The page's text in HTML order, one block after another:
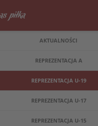
AKTUALNOŚCI
REPREZENTACJA A
REPREZENTACJA U-19
REPREZENTACJA U-17
REPREZENTACJA U-15